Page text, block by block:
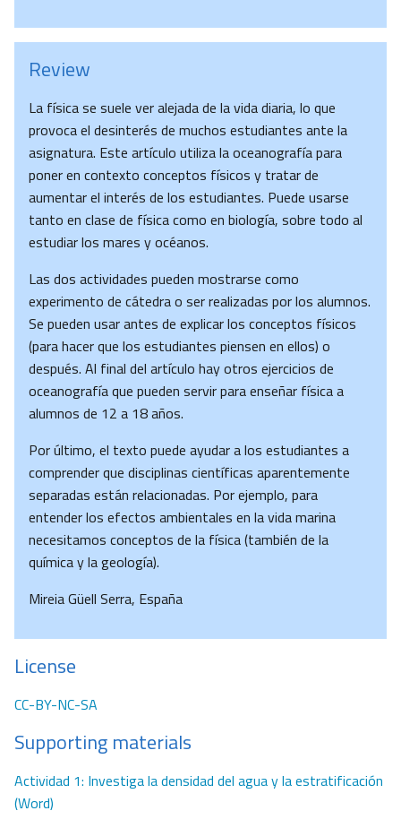
Review
La física se suele ver alejada de la vida diaria, lo que
provoca el desinterés de muchos estudiantes ante la
asignatura. Este artículo utiliza la oceanografía para
poner en contexto conceptos físicos y tratar de
aumentar el interés de los estudiantes. Puede usarse
tanto en clase de física como en biología, sobre todo al
estudiar los mares y océanos.
Las dos actividades pueden mostrarse como
experimento de cátedra o ser realizadas por los alumnos.
Se pueden usar antes de explicar los conceptos físicos
(para hacer que los estudiantes piensen en ellos) o
después. Al final del artículo hay otros ejercicios de
oceanografía que pueden servir para enseñar física a
alumnos de 12 a 18 años.
Por último, el texto puede ayudar a los estudiantes a
comprender que disciplinas científicas aparentemente
separadas están relacionadas. Por ejemplo, para
entender los efectos ambientales en la vida marina
necesitamos conceptos de la física (también de la
química y la geología).
Mireia Güell Serra, España
License
CC-BY-NC-SA
Supporting materials
Actividad 1: Investiga la densidad del agua y la estratificación
(Word)